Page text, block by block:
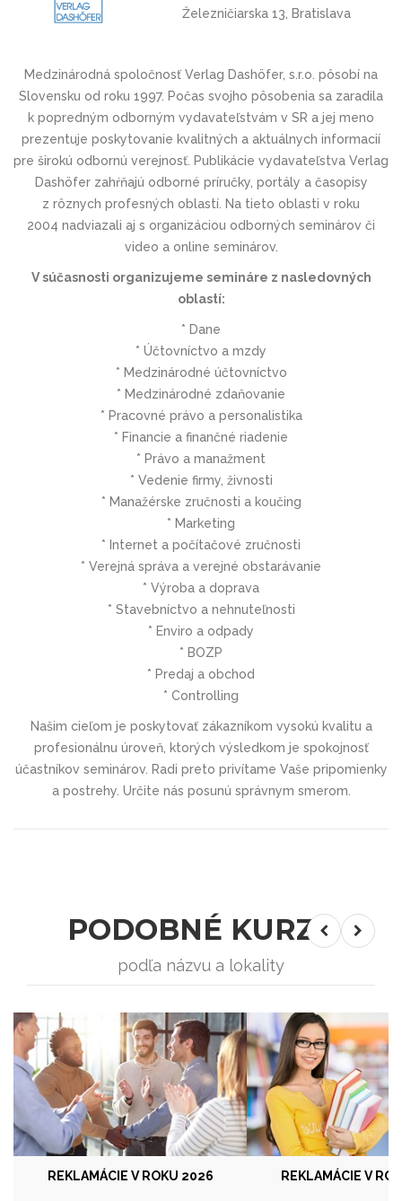
Železničiarska 13, Bratislava
Medzinárodná spoločnosť Verlag Dashöfer, s.r.o. pôsobí na
Slovensku od roku 1997. Počas svojho pôsobenia sa zaradila
k popredným odborným vydavateľstvám v SR a jej meno
prezentuje poskytovanie kvalitných a aktuálnych informacií
pre širokú odbornú verejnosť. Publikácie vydavateľstva Verlag
Dashöfer zahŕňajú odborné príručky, portály a časopisy
z rôznych profesných oblastí. Na tieto oblasti v roku
2004 nadviazali aj s organizáciou odborných seminárov či
video a online seminárov.
V súčasnosti organizujeme semináre z nasledovných
oblastí:
* Dane
* Účtovníctvo a mzdy
* Medzinárodné účtovníctvo
* Medzinárodné zdaňovanie
* Pracovné právo a personalistika
* Financie a finančné riadenie
* Právo a manažment
* Vedenie firmy, živnosti
* Manažérske zručnosti a koučing
* Marketing
* Internet a počítačové zručnosti
* Verejná správa a verejné obstarávanie
* Výroba a doprava
* Stavebníctvo a nehnuteľnosti
* Enviro a odpady
* BOZP
* Predaj a obchod
* Controlling
Našim cieľom je poskytovať zákazníkom vysokú kvalitu a
profesionálnu úroveň, ktorých výsledkom je spokojnosť
účastníkov seminárov. Radi preto privítame Vaše pripomienky
a postrehy. Určite nás posunú správnym smerom.
PODOBNÉ KURZY
podľa názvu a lokality
REKLAMÁCIE V ROKU 2026 REKLAMÁCIE V